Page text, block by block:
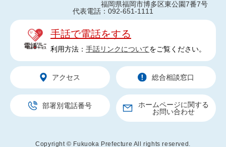
福岡県福岡市博多区東公園7番7号
代表電話：092-651-1111
手話で電話をする
利用方法： 手話リンクについてをご覧ください。
アクセス 総合相談窓口
部署別電話番号
ホームページに関する
お問い合わせ
Copyright © Fukuoka Prefecture All rights reserved.